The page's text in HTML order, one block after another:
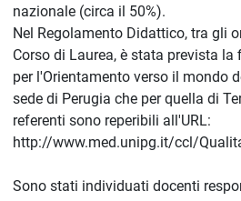
nazionale (circa il 50%).
Nel Regolamento Didattico, tra gli
Corso di Laurea, è stata prevista la
per l'Orientamento verso il mondo
sede di Perugia che per quella di
referenti sono reperibili all'URL:
http://www.med.unipg.it/ccl/
Sono stati individuati docenti